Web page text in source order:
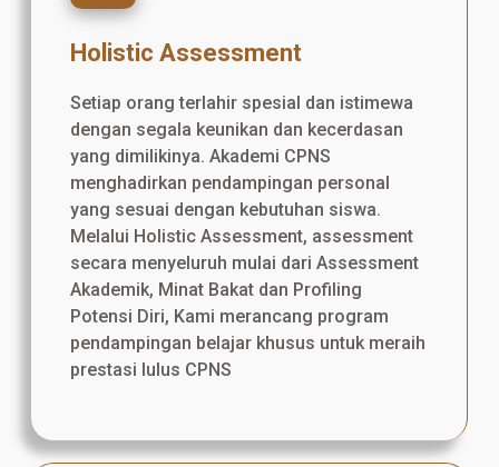
Holistic Assessment
Setiap orang terlahir spesial dan istimewa
dengan segala keunikan dan kecerdasan
yang dimilikinya. Akademi CPNS
menghadirkan pendampingan personal
yang sesuai dengan kebutuhan siswa.
Melalui Holistic Assessment, assessment
secara menyeluruh mulai dari Assessment
Akademik, Minat Bakat dan Profiling
Potensi Diri, Kami merancang program
pendampingan belajar khusus untuk meraih
prestasi lulus CPNS